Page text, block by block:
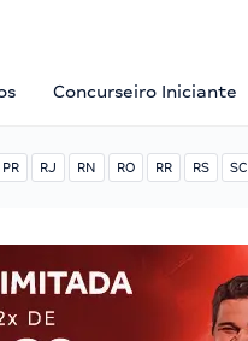
Concurseiro Iniciante
PR RJ RN RO RR RS SC